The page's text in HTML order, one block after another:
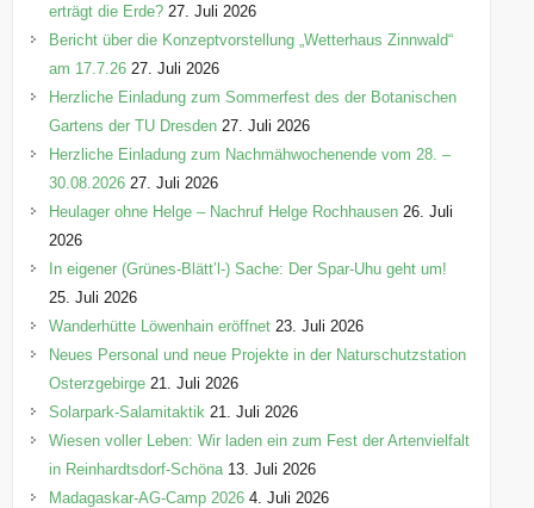
erträgt die Erde? 27. Juli 2026
Bericht über die Konzeptvorstellung „Wetterhaus Zinnwald“
am 17.7.26 27. Juli 2026
Herzliche Einladung zum Sommerfest des der Botanischen
Gartens der TU Dresden 27. Juli 2026
Herzliche Einladung zum Nachmähwochenende vom 28. –
30.08.2026 27. Juli 2026
Heulager ohne Helge – Nachruf Helge Rochhausen 26. Juli
2026
In eigener (Grünes-Blätt’l-) Sache: Der Spar-Uhu geht um!
25. Juli 2026
Wanderhütte Löwenhain eröffnet 23. Juli 2026
Neues Personal und neue Projekte in der Naturschutzstation
Osterzgebirge 21. Juli 2026
Solarpark-Salamitaktik 21. Juli 2026
Wiesen voller Leben: Wir laden ein zum Fest der Artenvielfalt
in Reinhardtsdorf-Schöna 13. Juli 2026
Madagaskar-AG-Camp 2026 4. Juli 2026